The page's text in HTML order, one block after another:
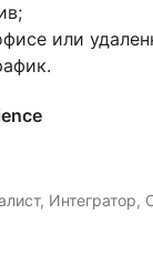
или
Интегратор,